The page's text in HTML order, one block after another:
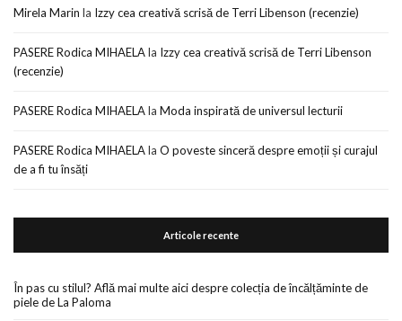
Mirela Marin la Izzy cea creativă scrisă de Terri Libenson (recenzie)
PASERE Rodica MIHAELAla Izzy cea creativă scrisă de Terri Libenson
(recenzie)
PASERE Rodica MIHAELAla Moda inspirată de universul lecturii
PASERE Rodica MIHAELAla O poveste sinceră despre emoții și curajul
de a fi tu însăți
Articole recente
În pas cu stilul? Află mai multe aici despre colecția de încălțăminte de
piele de La Paloma